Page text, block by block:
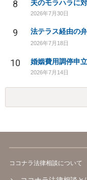
8 夫のモラハラに
2026年7月30日
9 法テラス経由の
2026年7月18日
10 婚姻費用調停申
2026年7月14日
ココナラ法律相談について